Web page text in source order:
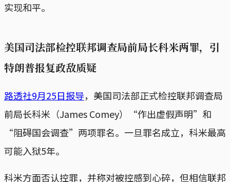
实现和平。
美国司法部检控联邦调查局前局长科米两罪，引
特朗普报复政敌质疑
路透社9月25日报导，美国司法部正式检控联邦调查局
前局长科米（James Comey）“作出虚假声明”和
“阻碍国会调查”两项罪名。一旦罪名成立，科米最高
可能入狱5年。
科米方面否认控罪，并称对被控感到心碎，但相信联邦